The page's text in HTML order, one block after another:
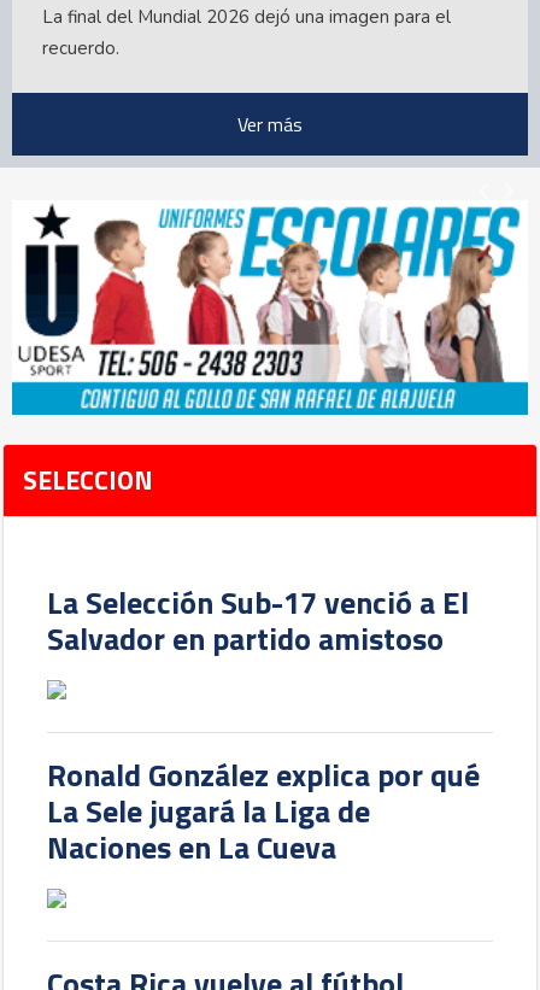
Mundial 2026. La Albiceleste le ganó la semifinal 2-1 y
ahora disputará el título ante España. Aquí parte...
Ver más
SELECCION
La Selección Sub-17 venció a El
Salvador en partido amistoso
Ronald González explica por qué
La Sele jugará la Liga de
Naciones en La Cueva